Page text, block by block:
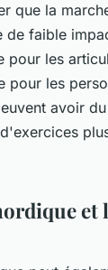
que la
de faible
pour les
pour les
avoir
et